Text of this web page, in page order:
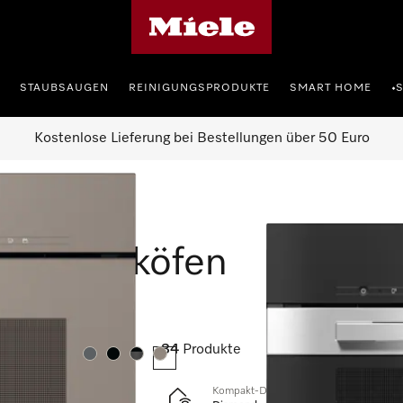
STAUBSAUGEN REINIGUNGSPRODUKTE SMART HOME •
Kostenlose Lieferung bei Bestellungen über 50 Euro
34 Produkte
Farbe:Farbe:Farbe:Farbe:
Kompakt-Dampfbackofen mit Frisch-